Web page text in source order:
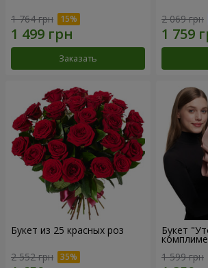
1 764 грн
Заказать
2 069 грн
Букет из 25 красных роз
2 552 грн
Букет
1 599 грн